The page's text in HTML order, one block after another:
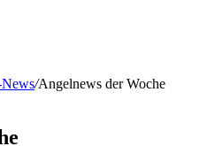
/Angelnews der Woche